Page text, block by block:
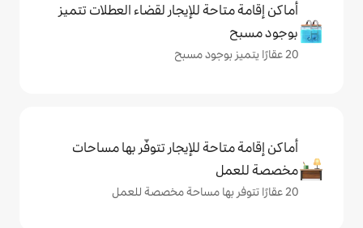
للإيجار لقضاء العطلات تتميز
للإيجار تتوفّر بها مساحات